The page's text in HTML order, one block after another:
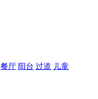
餐厅 阳台 过道 儿童